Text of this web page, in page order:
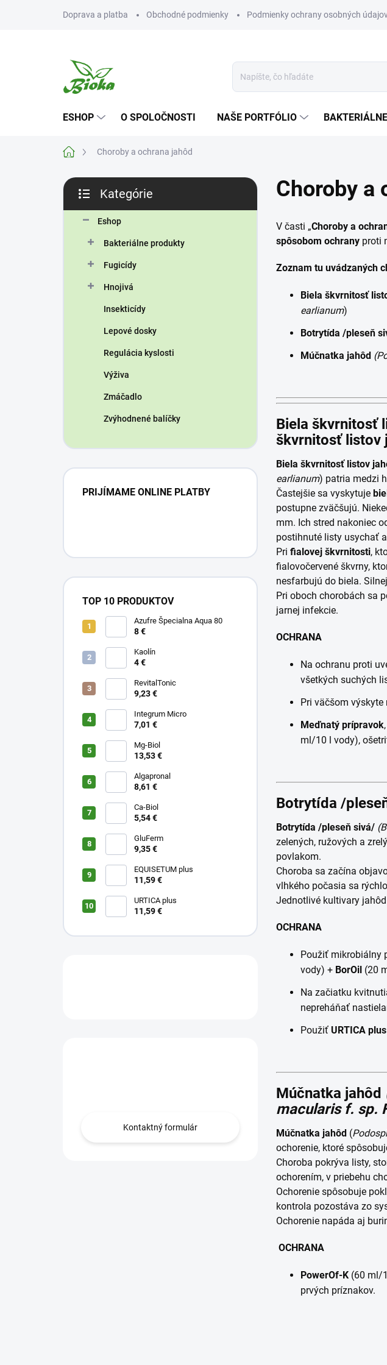
Doprava a platba Obchodné podmienky Podmienky ochrany osobných
ESHOP O SPOLOČNOSTI NAŠE PORTFÓLIO
DomovChoroby a ochrana jahôd
B
č
kategórie
Kategórie
Eshop
Bakteriálne produkty
Fugicídy
Hnojivá
Insekticídy
Lepové dosky
Regulácia kyslosti
Výživa
Zmáčadlo
Zvýhodnené balíčky
PRIJÍMAME ONLINE PLATBY
TOP 10 PRODUKTOV
Azufre Špecialna Aqua 80
8 €
Kaolín
4 €
RevitalTonic
9,23 €
Integrum Micro
7,01 €
Mg-Biol
13,53 €
Algapronal
8,61 €
Ca-Biol
5,54 €
GluFerm
9,35 €
EQUISETUM plus
11,59 €
URTICA plus
11,59 €
Kontaktný formulár
Choroby a
V časti „Choroby a
spôsobom ochrany proti
Zoznam tu uvádzaných
Biela škvrnitosť
earlianum)
Botrytída /pleseň
Múčnatka jahôd
Biela škvrnitosť
škvrnitosť listov
Biela škvrnitosť listov
earlianum) patria medzi
Častejšie sa vyskytuje
postupne zväčšujú.
mm. Ich stred nakoniec
postihnuté listy usychať
Pri fialovej škvrnitosti,
fialovočervené škvrny,
nesfarbujú do biela.
Pri oboch chorobách sa
jarnej infekcie.
OCHRANA
Na ochranu proti
všetkých suchých
Pri väčšom
Meďnatý prípravok
ml/10 l vody),
Botrytída /
Botrytída /pleseň sivá/
zelených, ružových a
povlakom.
Choroba sa začína
vlhkého počasia sa
Jednotlivé kultivary
OCHRANA
Použiť mikrobiálny
vody) + BorOil (20
Na začiatku
nepreháňať
Použiť URTICA plus
Múčnatka jahôd
macularis f. sp.
Múčnatka jahôd (
ochorenie, ktoré
Choroba pokrýva listy,
ochorením, v priebehu
Ochorenie spôsobuje
kontrola pozostáva zo
Ochorenie napáda aj
OCHRANA
PowerOf-K (60 ml/
prvých príznakov.